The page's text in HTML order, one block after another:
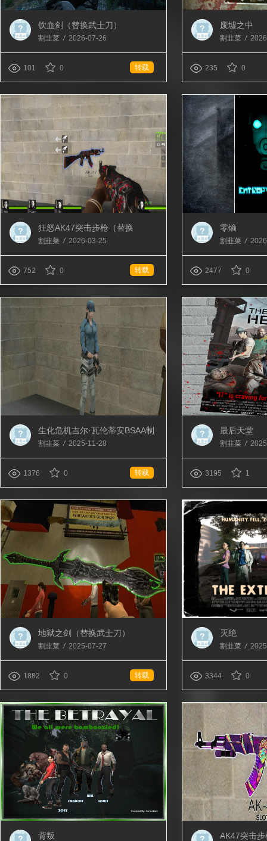
饮血剑（替换武士刀）
割韭菜 / 2026-07-26
101 0 转载
废墟之中
割韭菜 /
235 0
狂怒AK47突击步枪（替换
AK47）
割韭菜 / 2026-03-25
752 0 转载
零熵
割韭菜 /
2477 0
生化危机吉尔·瓦伦蒂安BSAA制
服（替换Rochelle）
割韭菜 / 2025-11-28
1376 0 转载
最后天堂
割韭菜 /
3195 1
地狱之剑（替换武士刀）
割韭菜 / 2025-07-27
1882 0 转载
灭绝
割韭菜 /
3344 0
背叛
AK47突击